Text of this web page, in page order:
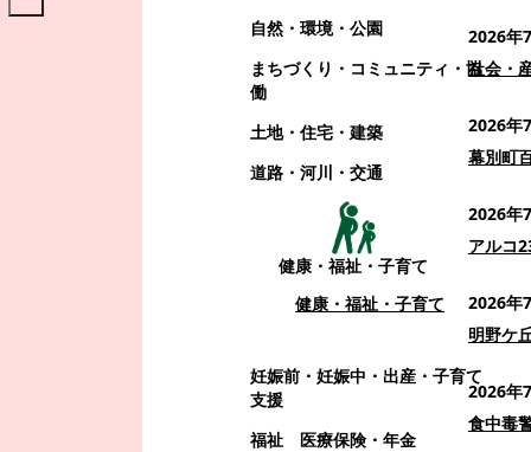
自然・環境・公園
まちづくり・コミュニティ・協
働
土地・住宅・建築
道路・河川・交通
健康・福祉・子育て
健康・福祉・子育て
妊娠前・妊娠中・出産・子育て
支援
福祉
医療保険・年金
2026年
社会・
2026年
幕別町
2026年
アルコ
2026年
明野ケ
2026年
食中毒